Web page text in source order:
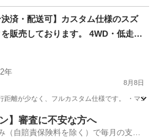
決済・配送可】カスタム仕様のスズ
しております。 4WD・低走
ム仕様です。
年
8月8日
距離が少なく、フルカスタム仕様です。 ・マ
キャリイ
】審査に不安な方へ
（自賠責保険料を除く）で毎月の支払